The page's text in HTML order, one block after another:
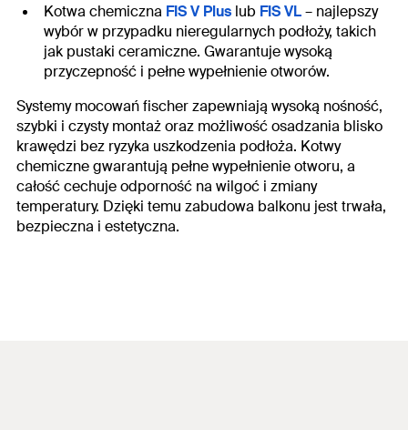
Kotwa chemiczna FIS V Plus lub FIS VL– najlepszy
wybór w przypadku nieregularnych podłoży, takich
jak pustaki ceramiczne. Gwarantuje wysoką
przyczepność i pełne wypełnienie otworów.
Systemy mocowań fischer zapewniają wysoką nośność,
szybki i czysty montaż oraz możliwość osadzania blisko
krawędzi bez ryzyka uszkodzenia podłoża. Kotwy
chemiczne gwarantują pełne wypełnienie otworu, a
całość cechuje odporność na wilgoć i zmiany
temperatury. Dzięki temu zabudowa balkonu jest trwała,
bezpieczna i estetyczna.